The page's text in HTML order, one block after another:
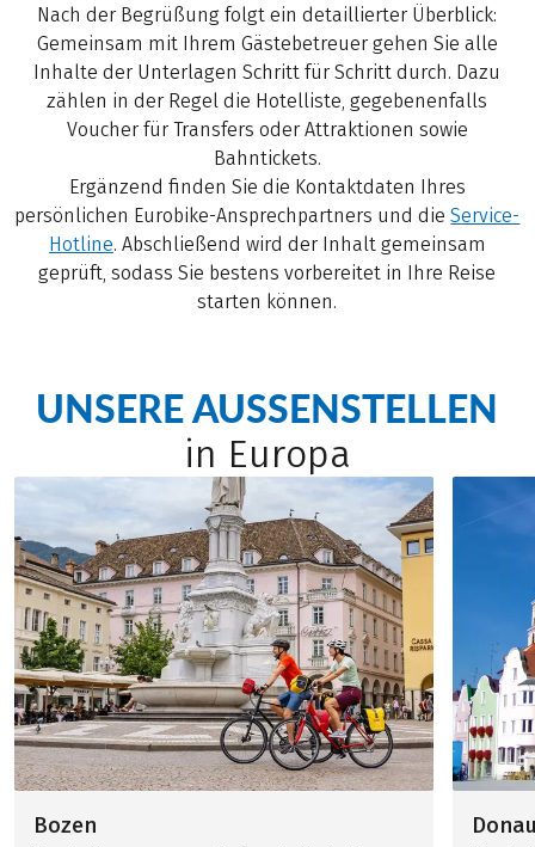
Nach der Begrüßung folgt ein detaillierter Überblick:
Gemeinsam mit Ihrem Gästebetreuer gehen Sie alle
Inhalte der Unterlagen Schritt für Schritt durch. Dazu
zählen in der Regel die Hotelliste, gegebenenfalls
Voucher für Transfers oder Attraktionen sowie
Bahntickets.
Ergänzend finden Sie die Kontaktdaten Ihres
persönlichen Eurobike-Ansprechpartners und dieService-
Hotline. Abschließend wird der Inhalt gemeinsam
geprüft, sodass Sie bestens vorbereitet in Ihre Reise
starten können.
UNSERE AUSSENSTELLEN
in Europa
Bozen